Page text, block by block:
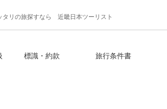
タリの旅探すなら 近畿日本ツーリスト
標識・約款 旅行条件書